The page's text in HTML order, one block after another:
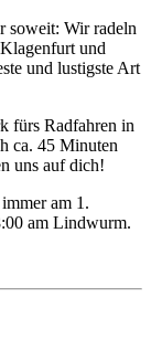
soweit: Wir radeln
und
und lustigste Art
fürs Radfahren in
ca. 45 Minuten
uns auf dich!
am 1.
am Lindwurm.